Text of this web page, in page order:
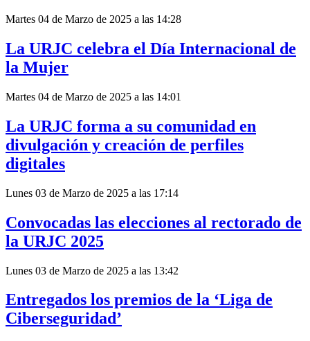
Martes 04 de Marzo de 2025 a las 14:28
La URJC celebra el Día Internacional de
la Mujer
Martes 04 de Marzo de 2025 a las 14:01
La URJC forma a su comunidad en
divulgación y creación de perfiles
digitales
Lunes 03 de Marzo de 2025 a las 17:14
Convocadas las elecciones al rectorado de
la URJC 2025
Lunes 03 de Marzo de 2025 a las 13:42
Entregados los premios de la ‘Liga de
Ciberseguridad’